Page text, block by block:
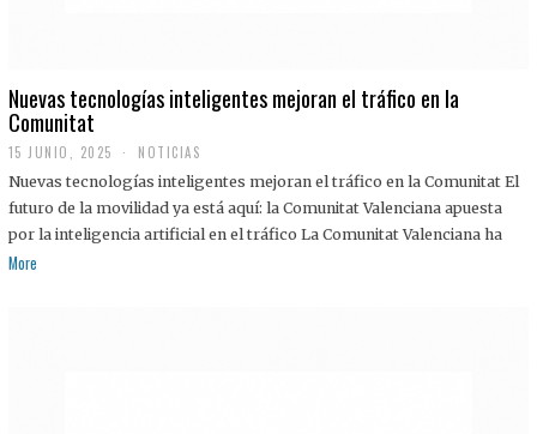
Nuevas tecnologías inteligentes mejoran el tráfico en la
Comunitat
15 JUNIO, 2025 NOTICIAS
Nuevas tecnologías inteligentes mejoran el tráfico en la Comunitat El
futuro de la movilidad ya está aquí: la Comunitat Valenciana apuesta
por la inteligencia artificial en el tráfico La Comunitat Valenciana ha
More